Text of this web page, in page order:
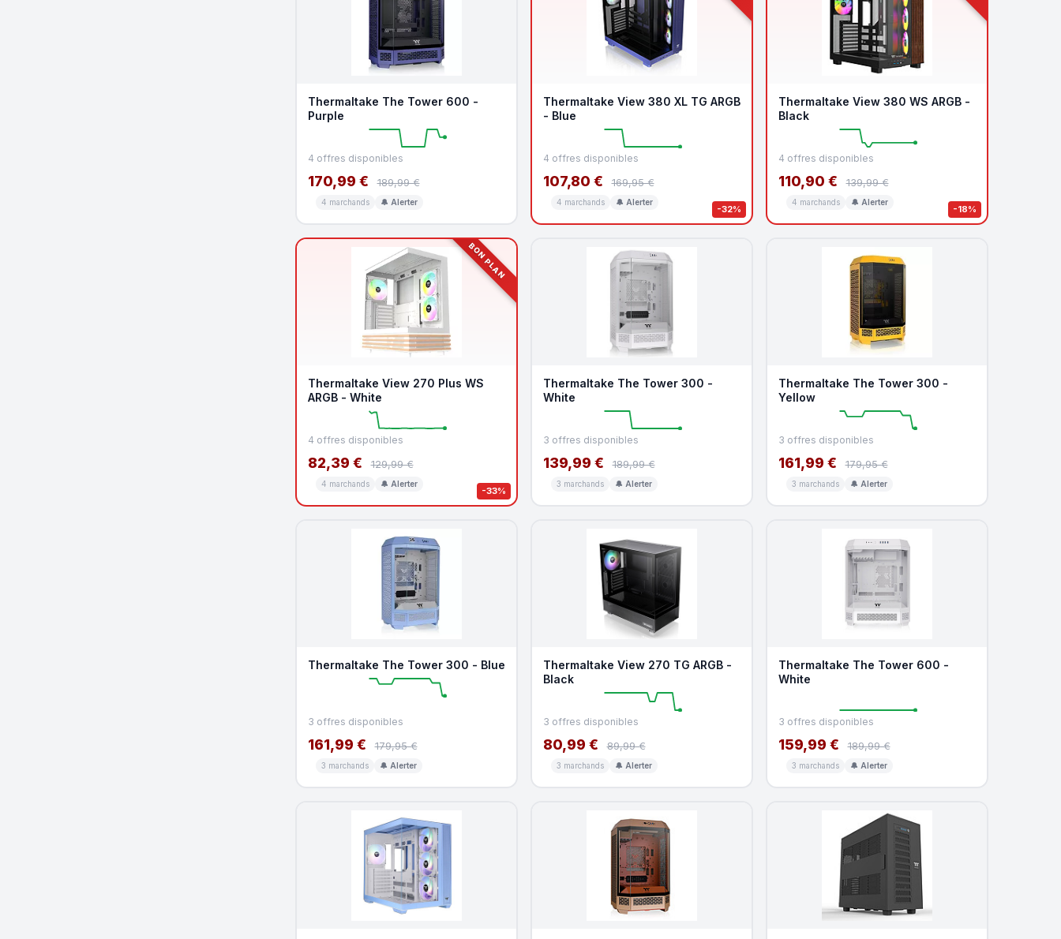
Thermaltake The Tower 600 -
Purple
4 offres disponibles
170,99 € 189,99 €
4 marchands 🔔 Alerter
-32%
Thermaltake View 380 XL TG ARGB
- Blue
4 offres disponibles
107,80 € 169,95 €
4 marchands 🔔 Alerter
-18%
Thermaltake View 380 WS ARGB -
Black
4 offres disponibles
110,90 € 139,99 €
4 marchands 🔔 Alerter
BON PLAN
-33%
Thermaltake View 270 Plus WS
ARGB - White
4 offres disponibles
82,39 € 129,99 €
4 marchands 🔔 Alerter
Thermaltake The Tower 300 -
White
3 offres disponibles
139,99 € 189,99 €
3 marchands 🔔 Alerter
Thermaltake The Tower 300 -
Yellow
3 offres disponibles
161,99 € 179,95 €
3 marchands 🔔 Alerter
Thermaltake The Tower 300 - Blue
3 offres disponibles
161,99 € 179,95 €
3 marchands 🔔 Alerter
Thermaltake View 270 TG ARGB -
Black
3 offres disponibles
80,99 € 89,99 €
3 marchands 🔔 Alerter
Thermaltake The Tower 600 -
White
3 offres disponibles
159,99 € 189,99 €
3 marchands 🔔 Alerter